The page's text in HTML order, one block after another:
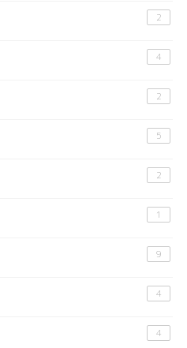
2
4
2
5
2
1
9
4
4